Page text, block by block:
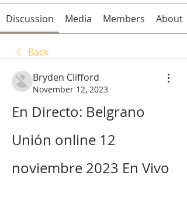
Discussion Media Members About
Back
Bryden Clifford
November 12, 2023
En Directo: Belgrano
Unión online 12
noviembre 2023 En Vivo